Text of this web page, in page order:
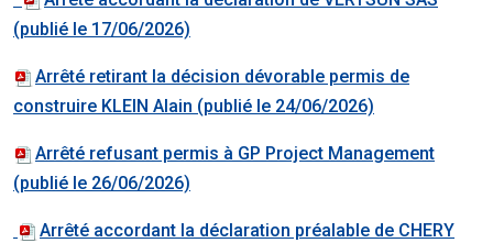
(publié le 17/06/2026)
Arrêté retirant la décision dévorable permis de
construire KLEIN Alain (publié le 24/06/2026)
Arrêté refusant permis à GP Project Management
(publié le 26/06/2026)
Arrêté accordant la déclaration préalable de CHERY